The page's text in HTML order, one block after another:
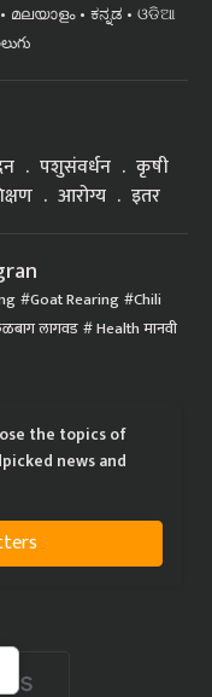
മലയാളം ಕನ್ನಡ
ଓଡିଆ
पशुसंवर्धन
कृषी
आरोग्य इतर
Goat Rearing Chili
लागवड Health मानवी
the topics of
news and